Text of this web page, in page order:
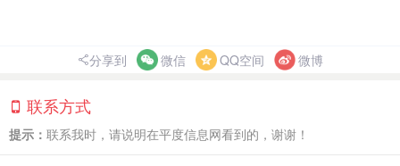
分享到 微信 QQ空间 微博
联系方式
提示： 联系我时，请说明在平度信息网看到的，谢谢！